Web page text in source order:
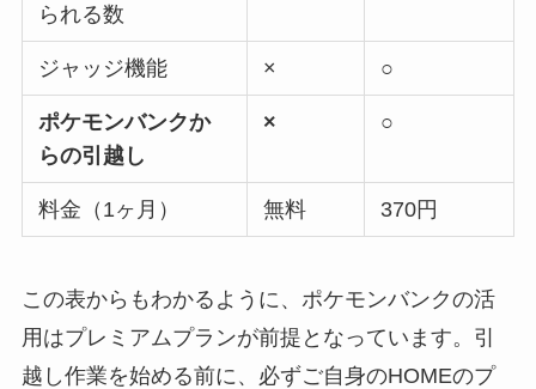
られる数
ジャッジ機能 × ○
ポケモンバンクか
らの引越し
× ○
料金（1ヶ月） 無料 370円
この表からもわかるように、ポケモンバンクの活
用はプレミアムプランが前提となっています。引
越し作業を始める前に、必ずご自身のHOMEのプ